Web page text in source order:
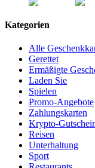
Kategorien
Alle
Gerettet
Ermäßigte
Laden Sie
Spielen
Promo-Angebote
Zahlungskarten
Krypto-
Reisen
Unterhaltung
Sport